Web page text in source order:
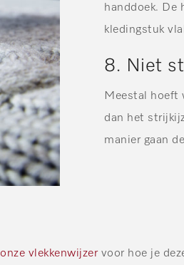
handdoek. De
kledingstuk
8. Niet
Meestal hoeft
dan het
manier gaan
onze vlekkenwijzervoor hoe je